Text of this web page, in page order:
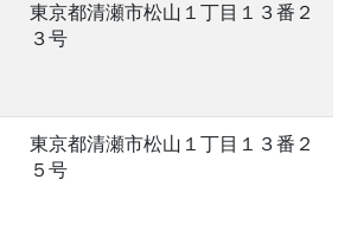
東京都清瀬市松山１丁目１３番２
３号
東京都清瀬市松山１丁目１３番２
５号